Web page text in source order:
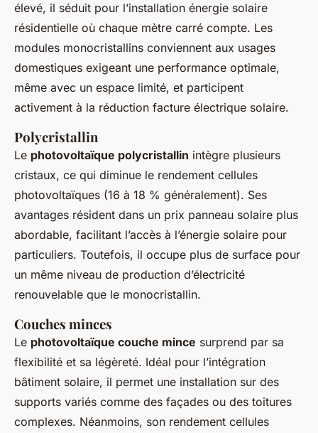
élevé, il séduit pour l’installation énergie solaire
résidentielle où chaque mètre carré compte. Les
modules monocristallins conviennent aux usages
domestiques exigeant une performance optimale,
même avec un espace limité, et participent
activement à la réduction facture électrique solaire.
Polycristallin
Le photovoltaïque polycristallin intègre plusieurs
cristaux, ce qui diminue le rendement cellules
photovoltaïques (16 à 18 % généralement). Ses
avantages résident dans un prix panneau solaire plus
abordable, facilitant l’accès à l’énergie solaire pour
particuliers. Toutefois, il occupe plus de surface pour
un même niveau de production d’électricité
renouvelable que le monocristallin.
Couches minces
Le photovoltaïque couche mince surprend par sa
flexibilité et sa légèreté. Idéal pour l’intégration
bâtiment solaire, il permet une installation sur des
supports variés comme des façades ou des toitures
complexes. Néanmoins, son rendement cellules